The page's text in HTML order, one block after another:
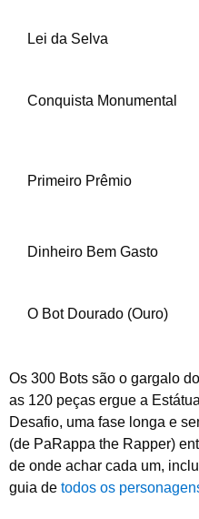
Lei da Selva
Conquista Monumental
Primeiro Prêmio
Dinheiro Bem Gasto
O Bot Dourado (Ouro)
Os 300 Bots são o gargalo
as 120 peças ergue a
Desafio, uma fase longa e
(de PaRappa the Rapper)
de onde achar cada um,
guia de todos os